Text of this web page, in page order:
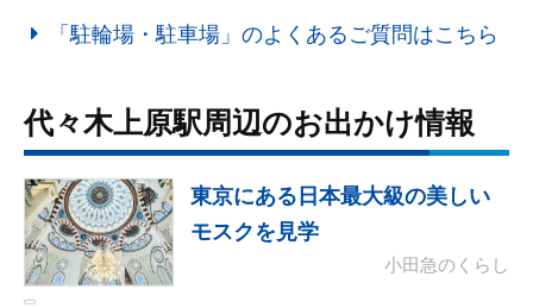
「駐輪場・駐車場」のよくあるご質問はこちら
代々木上原駅周辺のお出かけ情報
東京にある日本最大級の美しい
モスクを見学
小田急のくらし